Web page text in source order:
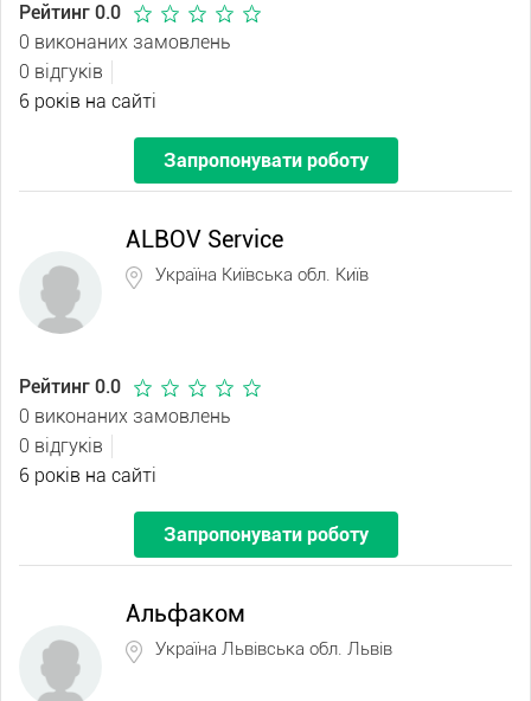
Рейтинг 0.0
0 виконаних замовлень
0 відгуків
6 років на сайті
Запропонувати роботу
ALBOV Service
Україна Київська обл. Київ
Рейтинг 0.0
0 виконаних замовлень
0 відгуків
6 років на сайті
Запропонувати роботу
Альфаком
Україна Львівська обл. Львів